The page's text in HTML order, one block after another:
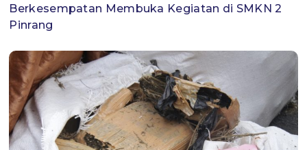
Berkesempatan Membuka Kegiatan di SMKN 2
Pinrang